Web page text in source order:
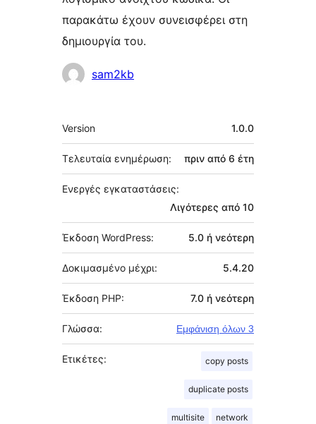
παρακάτω έχουν συνεισφέρει στη
δημιουργία του.
Συντελεστές
sam2kb
Μεταστοιχεία
Version 1.0.0
Τελευταία ενημέρωση: πριν από 6 έτη
Ενεργές εγκαταστάσεις:
Λιγότερες από 10
Έκδοση WordPress: 5.0 ή νεότερη
Δοκιμασμένο μέχρι: 5.4.20
Έκδοση PHP: 7.0 ή νεότερη
Γλώσσα: Εμφάνιση όλων 3
Ετικέτες: copy posts
duplicate posts
multisite network